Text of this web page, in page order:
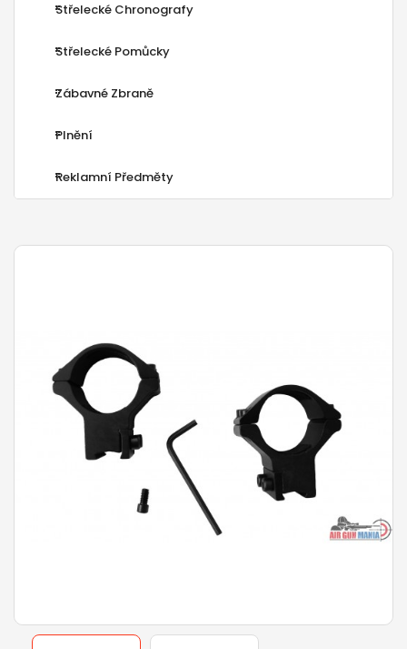
Střelecké Chronografy
Střelecké Pomůcky
Zábavné Zbraně
Plnění
Reklamní Předměty